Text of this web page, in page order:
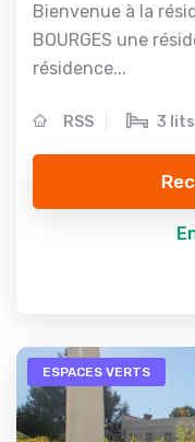
Bienvenue à la
BOURGES une
résidence...
RSS 3 lits
ESPACES VERTS